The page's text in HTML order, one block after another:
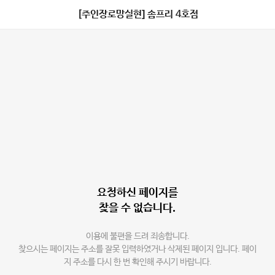
[주인장로망실현] 솜프리 4호점
요청하신 페이지를
찾을 수 없습니다.
이용에 불편을 드려 죄송합니다.
찾으시는 페이지는 주소를 잘못 입력하였거나 삭제된 페이지 입니다. 페이
지 주소를 다시 한 번 확인해 주시기 바랍니다.